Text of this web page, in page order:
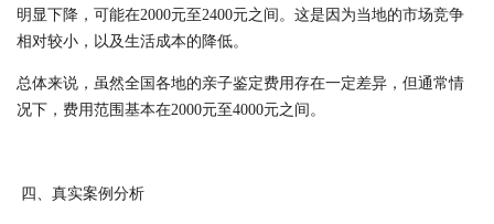
明显下降，可能在2000元至2400元之间。这是因为当地的市场竞争
相对较小，以及生活成本的降低。
总体来说，虽然全国各地的亲子鉴定费用存在一定差异，但通常情
况下，费用范围基本在2000元至4000元之间。
四、真实案例分析